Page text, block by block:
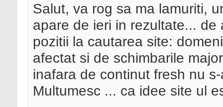
Salut, va rog sa ma lamuriti,
apare de ieri in rezultate...
pozitii la cautarea site:
afectat si de schimbarile
inafara de continut fresh nu
Multumesc ... ca idee site ul